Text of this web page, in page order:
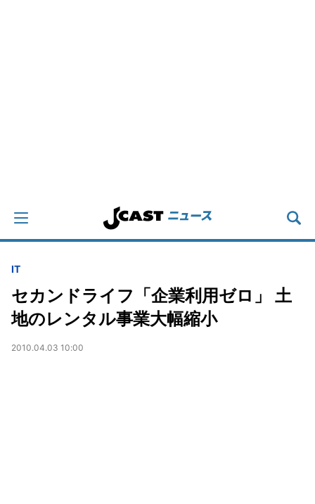
IT
セカンドライフ「企業利用ゼロ」 土
地のレンタル事業大幅縮小
2010.04.03 10:00